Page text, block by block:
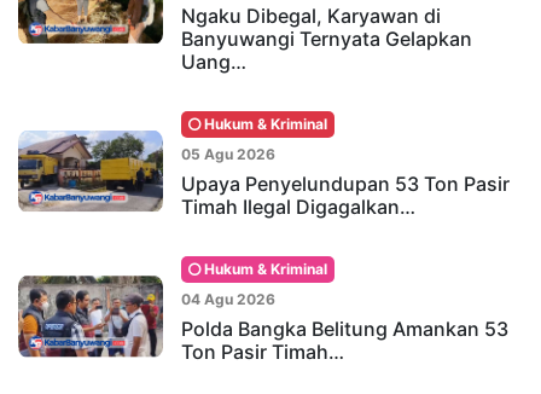
Ngaku Dibegal, Karyawan di
Banyuwangi Ternyata Gelapkan
Uang…
Hukum & Kriminal
05 Agu 2026
Upaya Penyelundupan 53 Ton Pasir
Timah Ilegal Digagalkan…
Hukum & Kriminal
04 Agu 2026
Polda Bangka Belitung Amankan 53
Ton Pasir Timah…